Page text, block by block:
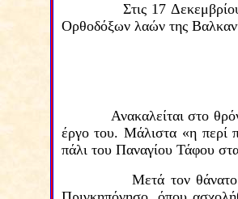
Στις 17
Ορθοδόξων λαών της
Ανακαλείται στο
έργο του. Μάλιστα «η περί
πάλι του Παναγίου Τάφου
Μετά τον